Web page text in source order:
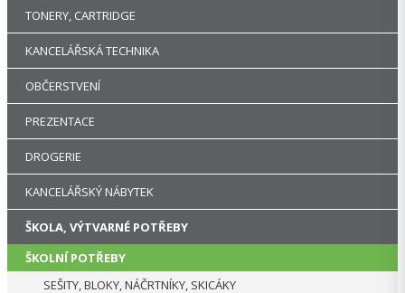
TONERY, CARTRIDGE
KANCELÁŘSKÁ TECHNIKA
OBČERSTVENÍ
PREZENTACE
DROGERIE
KANCELÁŘSKÝ NÁBYTEK
ŠKOLA, VÝTVARNÉ POTŘEBY
ŠKOLNÍ POTŘEBY
SEŠITY, BLOKY, NÁČRTNÍKY, SKICÁKY